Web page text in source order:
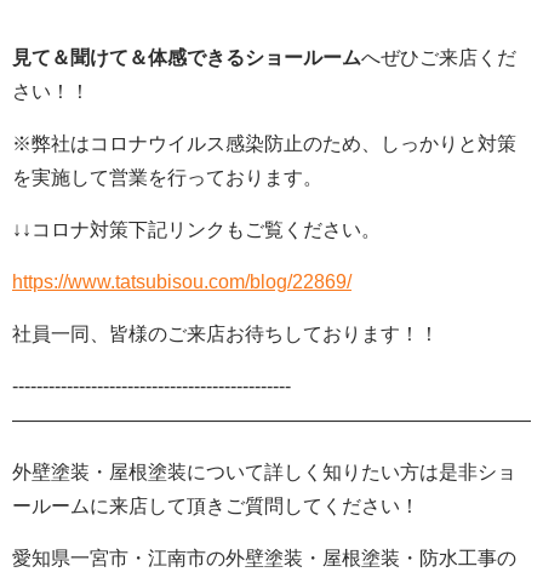
見て＆聞けて＆体感できるショールームへぜひご来店くだ
さい！！
※弊社はコロナウイルス感染防止のため、しっかりと対策
を実施して営業を行っております。
↓↓コロナ対策下記リンクもご覧ください。
https://www.tatsubisou.com/blog/22869/
社員一同、皆様のご来店お待ちしております！！
‐‐‐‐‐‐‐‐‐‐‐‐‐‐‐‐‐‐‐‐‐‐‐‐‐‐‐‐‐‐‐‐‐‐‐‐‐‐‐‐‐‐‐‐‐‐
———————————————————————————-
外壁塗装・屋根塗装について詳しく知りたい方は是非ショ
ールームに来店して頂きご質問してください！
愛知県一宮市・江南市の外壁塗装 ・屋根塗装・防水工事の